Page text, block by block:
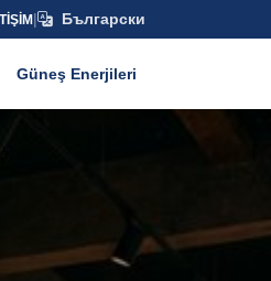
Български
Güneş Enerjileri